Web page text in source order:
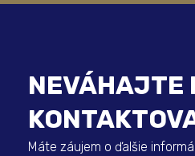
NEVÁHAJTE
Máte záujem o ďalšie